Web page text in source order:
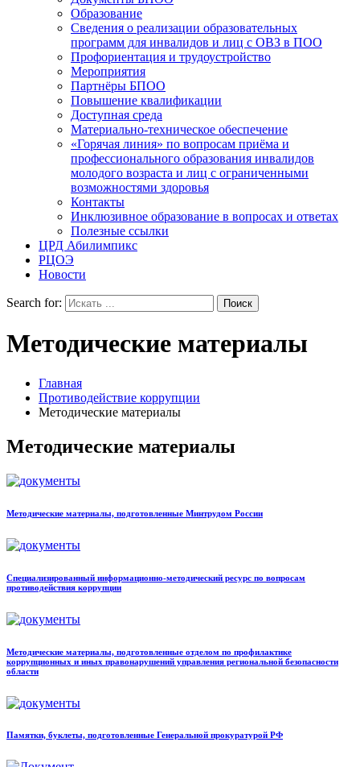
Образование
Сведения о реализации образовательных
программ для инвалидов и лиц с ОВЗ в ПОО
Профориентация и трудоустройство
Мероприятия
Партнёры БПОО
Повышение квалификации
Доступная среда
Материально-техническое обеспечение
«Горячая линия» по вопросам приёма и
профессионального образования инвалидов
молодого возраста и лиц с ограниченными
возможностями здоровья
Контакты
Инклюзивное образование в вопросах и ответах
Полезные ссылки
ЦРД Абилимпикс
РЦОЭ
Новости
Search for:
Методические материалы
Главная
Противодействие коррупции
Методические материалы
Методические материалы
Методические материалы, подготовленные Минтрудом России
Специализированный информационно-методический ресурс по вопросам
противодействия коррупции
Методические материалы, подготовленные отделом по профилактике
коррупционных и иных правонарушений управления региональной безопасности
области
Памятки, буклеты, подготовленные Генеральной прокуратурой РФ